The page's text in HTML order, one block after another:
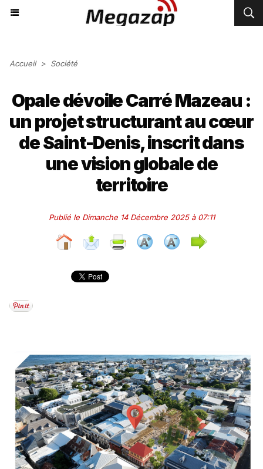
Accueil > Société
Opale dévoile Carré Mazeau :
un projet structurant au cœur
de Saint-Denis, inscrit dans
une vision globale de
territoire
Publié le Dimanche 14 Décembre 2025 à 07:11